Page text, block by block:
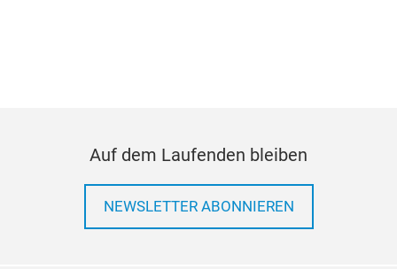
Auf dem Laufenden bleiben
NEWSLETTER ABONNIEREN